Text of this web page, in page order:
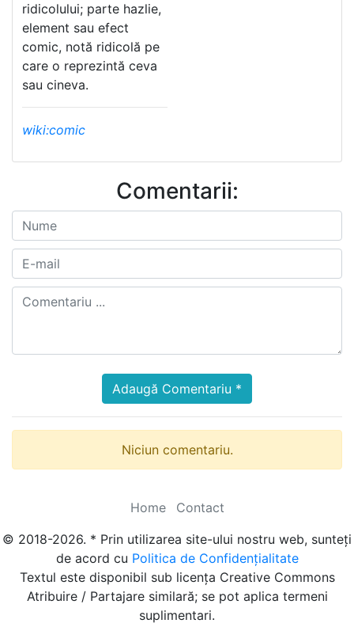
ridicolului; parte hazlie,
element sau efect
comic, notă ridicolă pe
care o reprezintă ceva
sau cineva.
wiki:comic
Comentarii:
Adaugă Comentariu *
Niciun comentariu.
Home
Contact
© 2018-2026. * Prin utilizarea site-ului nostru web, sunteți
de acord cu Politica de Confidențialitate
Textul este disponibil sub licența Creative Commons
Atribuire / Partajare similară; se pot aplica termeni
suplimentari.